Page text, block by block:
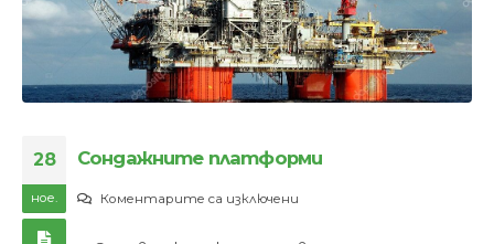
28
ное.
Сондажните платформи
Коментарите са изключениза